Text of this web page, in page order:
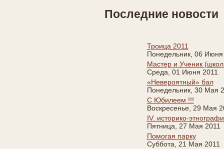
Последние новости
Троица 2011
Понедельник, 06 Июня
Мастер и Ученик
Среда, 01 Июня 2011
«Невероятный» бал
Понедельник, 30 Мая
С Юбилеем !!!
Воскресенье, 29 Мая
IV. историко-
Пятница, 27 Мая 2011
Помогая парку
Суббота, 21 Мая 2011